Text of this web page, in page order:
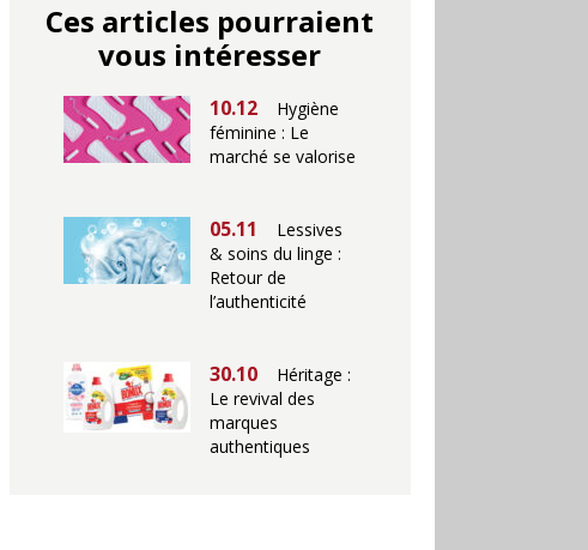
Ces articles pourraient
vous intéresser
10.12
Hygiène
féminine : Le
marché se valorise
05.11
Lessives
& soins du linge :
Retour de
l’authenticité
30.10
Héritage :
Le revival des
marques
authentiques